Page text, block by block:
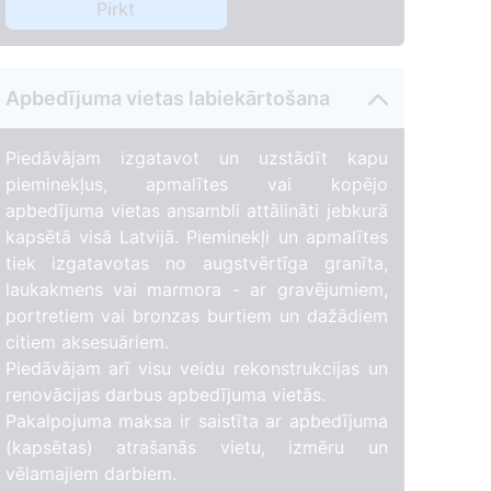
Pirkt
Apbedījuma vietas labiekārtošana
Piedāvājam izgatavot un uzstādīt kapu
pieminekļus, apmalītes vai kopējo
apbedījuma vietas ansambli attālināti jebkurā
kapsētā visā Latvijā. Pieminekļi un apmalītes
tiek izgatavotas no augstvērtīga granīta,
laukakmens vai marmora - ar gravējumiem,
portretiem vai bronzas burtiem un dažādiem
citiem aksesuāriem.
Piedāvājam arī visu veidu rekonstrukcijas un
renovācijas darbus apbedījuma vietās.
Pakalpojuma maksa ir saistīta ar apbedījuma
(kapsētas) atrašanās vietu, izmēru un
vēlamajiem darbiem.